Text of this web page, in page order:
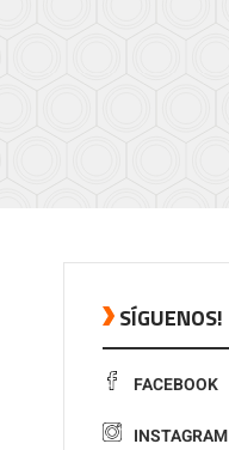
SÍGUENOS!
FACEBOOK
INSTAGRAM